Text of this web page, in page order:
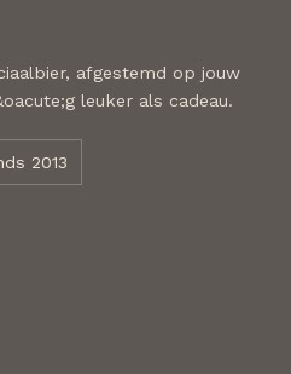
afgestemd op jouw
leuker als cadeau.
2013